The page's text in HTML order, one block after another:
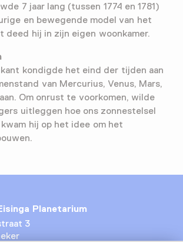
7 jaar lang (tussen 1774 en 1781)
en bewegende model van het
deed hij in zijn eigen woonkamer.
kondigde het eind der tijden aan
van Mercurius, Venus, Mars,
Om onrust te voorkomen, wilde
uitleggen hoe ons zonnestelsel
hij op het idee om het
Planetarium
3